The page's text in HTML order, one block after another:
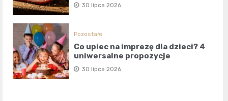
30 lipca 2026
Pozostałe
Co upiec na imprezę dla dzieci? 4
uniwersalne propozycje
30 lipca 2026